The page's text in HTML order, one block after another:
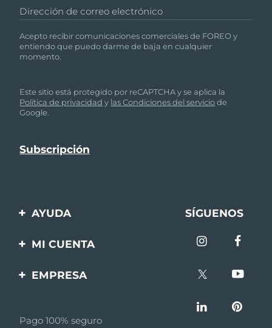
Dirección de correo electrónico
Acepto recibir comunicaciones comerciales de FOREO y
entiendo que puedo darme de baja en cualquier
momento.
Este sitio está protegido por reCAPTCHA y se aplica la
Política de privacidad y las Condiciones del serviciode
Google.
AYUDA
Contáctanos
SÍGUENOS
MI CUENTA
Registro de productos
EMPRESA
Afiliados
Pago 100% seguro